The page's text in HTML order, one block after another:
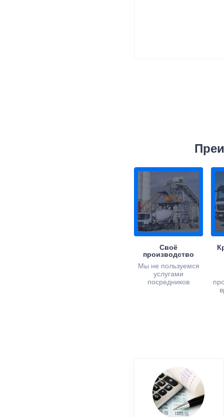
Своё
производство
Мы не пользуемся
услугами
посредников